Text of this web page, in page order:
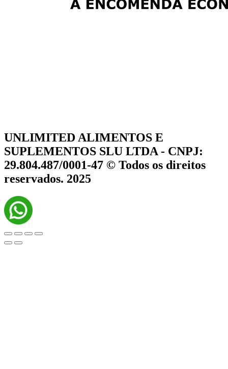
UNLIMITED ALIMENTOS E
SUPLEMENTOS SLU LTDA - CNPJ:
29.804.487/0001-47 © Todos os direitos
reservados. 2025